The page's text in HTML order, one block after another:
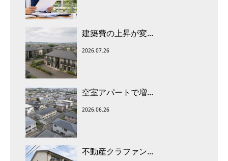
建築費の上昇が変...
2026.07.26
空室アパートで増...
2026.06.26
不動産クラファン...